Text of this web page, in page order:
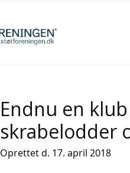
Endnu en
skrabelodder
Oprettet d. 17. april 2018